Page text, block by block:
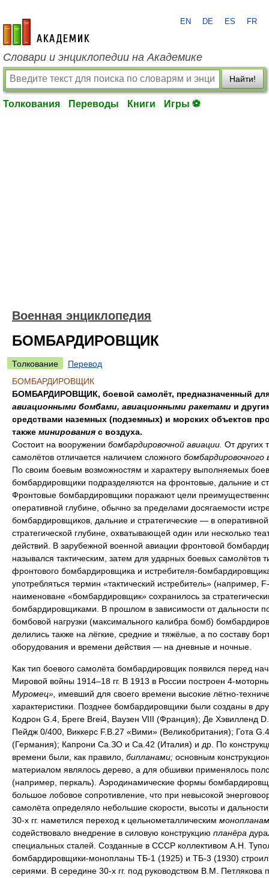
academic.ru
EN DE ES FR
Словари и энциклопедии на Академике
Найти!
Толкования Переводы Книги Игры ⚽
Военная энциклопедия
БОМБАРДИРОВЩИК
Толкование
Перевод
БОМБАРДИРОВЩИК
БОМБАРДИРОВЩИК, боевой самолёт, предназначенный
авиационными бомбами, авиационными ракетами и
средствами наземных (подземных) и морских объектов
также минирования с воздуха.
Состоит на вооружении бомбардировочной авиации. От других
самолётов отличается наличием сложного бомбардировочного
По своим боевым возможностям и характеру выполняемых
бомбардировщики подразделяются на фронтовые, дальние и
Фронтовые бомбардировщики поражают цели
оперативной глубине, обычно за пределами досягаемости
бомбардировщиков, дальние и стратегические — в
стратегической глубине, охватывающей один или несколько
действий. В зарубежной военной авиации фронтовой
назывался тактическим, затем для ударных боевых самолётов
фронтового бомбардировщика и истребителя-
употребляться термин «тактический истребитель» (например,
наименоване «бомбардировщик» сохранилось за
бомбардировщиками. В прошлом в зависимости от дальности
бомбовой нагрузки (максимального калибра бомб)
делились также на лёгкие, средние и тяжёлые, а по составу
оборудования и времени действия — на дневные и ночные.
Как тип боевого самолёта бомбардировщик появился перед
Мировой войны 1914–18 гг. В 1913 в России построен 4-
Муромец», имевший для своего времени высокие лётно-
характеристики. Позднее бомбардировщики были созданы в
Кодрон G.4, Бреге Brei4, Ваузен VIII (Франция); Де Хэвилленд
Пейдж 0/400, Виккерс F.B.27 «Вими» (Великобритания); Гота
(Германия); Капрони Са.ЗО и Са.42 (Италия) и др. По
времени были, как правило, бипланами; основным
материалом являлось дерево, а для обшивки применялось
(например, перкаль). Аэродинамические формы
большое лобовое сопротивление, что при невысокой
самолёта определяло небольшие скорости, высоты и
30-х гг. наметился переход к цельнометаллическим
содействовало внедрение в силовую конструкцию планёра
специальных сталей. Созданные в СССР коллективом А.Н.
бомбардировщики-монопланы ТБ-1 (1925) и ТБ-3 (1930)
сериями. В середине 30-х гг. под руководством В.М. Петлякова